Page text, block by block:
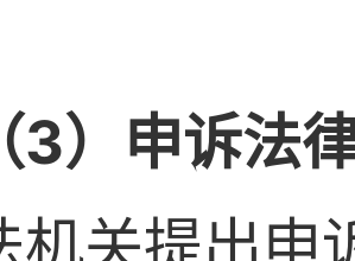
（3）申诉法
机关提出申